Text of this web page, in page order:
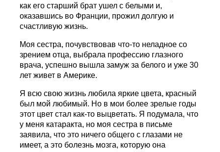
как его старший брат ушел с белыми и,
оказавшись во Франции, прожил долгую и
счастливую жизнь.
Моя сестра, почувствовав что-то неладное со
зрением отца, выбрала профессию глазного
врача, успешно вышла замуж за белого и уже 30
лет живет в Америке.
Я всю свою жизнь любила яркие цвета, красный
был мой любимый. Но в мои более зрелые годы
этот цвет стал как-то выцветать. Я подумала, что
у меня катаракта, но моя сестра в письме
заявила, что это ничего общего с глазами не
имеет, а это болезнь мозга, которую она